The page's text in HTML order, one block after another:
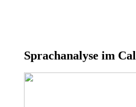
Sprachanalyse im